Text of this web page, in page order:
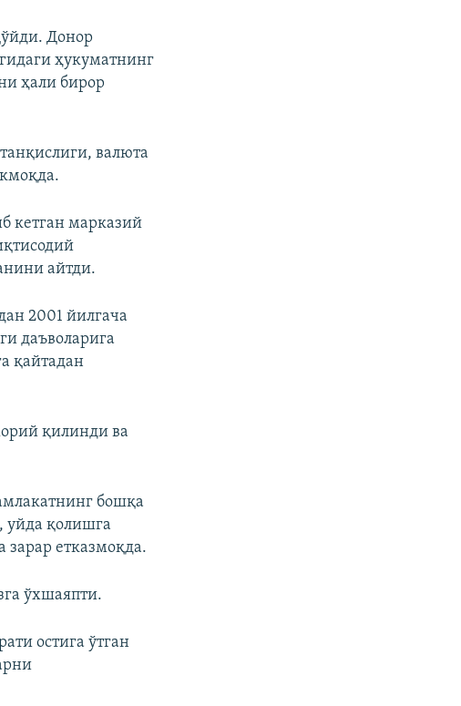
Донор
ҳукуматнинг
ҳали бирор
валюта
кетган марказий
айтди.
2001 йилгача
даъволарига
қайтадан
қилинди ва
бошқа
уйда қолишга
зарар етказмоқда.
ўхшаяпти.
остига ўтган